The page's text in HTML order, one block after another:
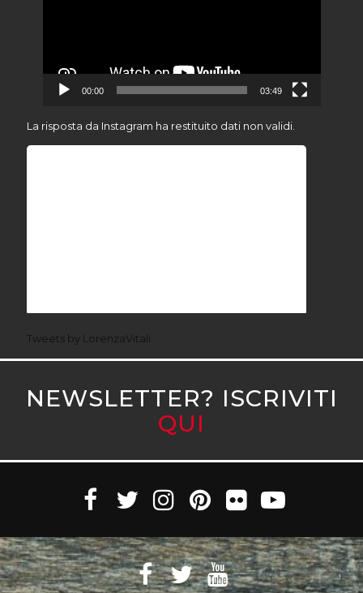
00:00 03:49
La risposta da Instagram ha restituito dati non validi.
Tweets by LorenzaVitali
NEWSLETTER? ISCRIVITI
QUI